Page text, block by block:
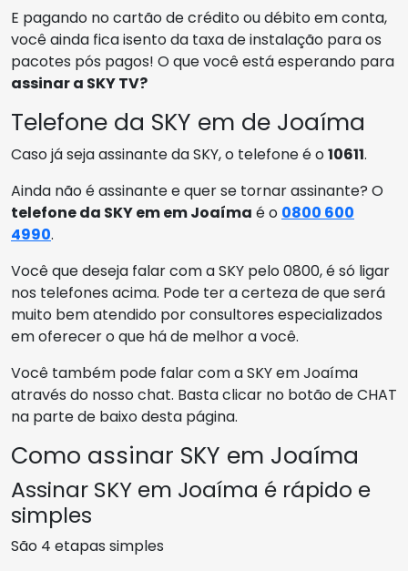
E pagando no cartão de crédito ou débito em conta,
você ainda fica isento da taxa de instalação para os
pacotes pós pagos! O que você está esperando para
assinar a SKY TV?
Telefone da SKY em de Joaíma
Caso já seja assinante da SKY, o telefone é o10611.
Ainda não é assinante e quer se tornar assinante? O
telefone da SKY em em Joaíma é o 0800 600
4990.
Você que deseja falar com a SKY pelo 0800, é só ligar
nos telefones acima. Pode ter a certeza de que será
muito bem atendido por consultores especializados
em oferecer o que há de melhor a você.
Você também pode falar com a SKY em Joaíma
através do nosso chat. Basta clicar no botão de CHAT
na parte de baixo desta página.
Como assinar SKY em Joaíma
Assinar SKY em Joaíma é rápido e
simples
São 4 etapas simples